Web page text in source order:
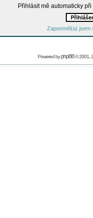
Přihlásit mě automaticky
Zapomněl(a) jsem
Powered byphpBB© 2001,